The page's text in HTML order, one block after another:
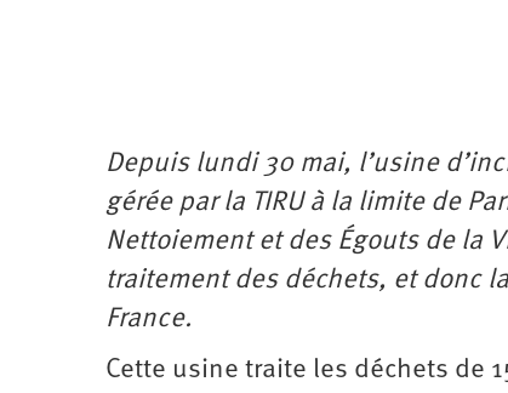
Depuis lundi 30 mai, l’usine
gérée par la TIRU à la limite de
Nettoiement et des Égouts de la
traitement des déchets, et donc
France.
Cette usine traite les déchets de